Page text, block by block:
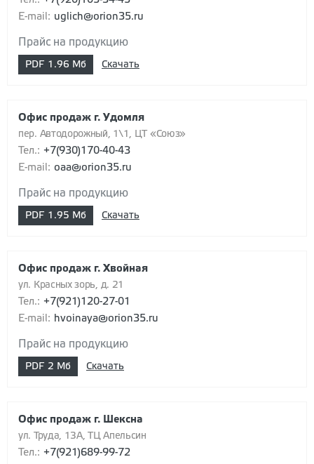
E-mail: uglich@orion35.ru
Прайс на продукцию
PDF 1.96 Мб Скачать
Офис продаж г. Удомля
пер. Автодорожный, 1\1, ЦТ «Союз»
Тел.: +7(930)170-40-43
E-mail: oaa@orion35.ru
Прайс на продукцию
PDF 1.95 Мб Скачать
Офис продаж г. Хвойная
ул. Красных зорь, д. 21
Тел.: +7(921)120-27-01
E-mail: hvoinaya@orion35.ru
Прайс на продукцию
PDF 2 Мб Скачать
Офис продаж г. Шексна
ул. Труда, 13А, ТЦ Апельсин
Тел.: +7(921)689-99-72